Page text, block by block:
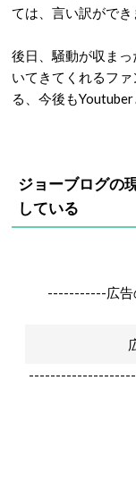
ては、言い訳ができ
後日、騒動が収ま
いてきてくれるフ
る、今後も
ジョーブログ
している
-----------広告